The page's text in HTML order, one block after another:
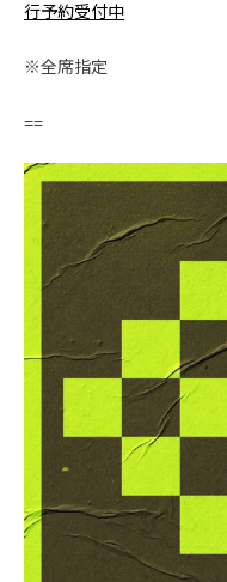
行予約受付中
※全席指定
==